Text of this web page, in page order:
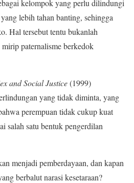
kelompok yang perlu dilindungi
lebih tahan banting, sehingga
Hal tersebut tentu bukanlah
paternalisme berkedok
and Social Justice(1999)
yang tidak diminta, yang
perempuan tidak cukup kuat
salah satu bentuk pengerdilan
menjadi pemberdayaan, dan kapan
berbalut narasi kesetaraan?